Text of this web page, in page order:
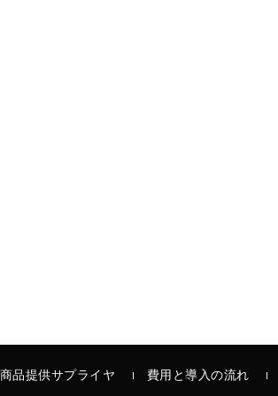
商品提供サプライヤ 費用と導入の流れ